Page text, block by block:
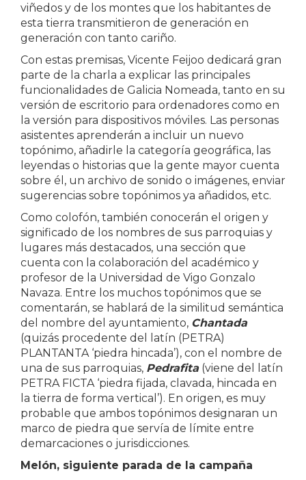
viñedos y de los montes que los habitantes de
esta tierra transmitieron de generación en
generación con tanto cariño.
Con estas premisas, Vicente Feijoo dedicará gran
parte de la charla a explicar las principales
funcionalidades de Galicia Nomeada, tanto en su
versión de escritorio para ordenadores como en
la versión para dispositivos móviles. Las personas
asistentes aprenderán a incluir un nuevo
topónimo, añadirle la categoría geográfica, las
leyendas o historias que la gente mayor cuenta
sobre él, un archivo de sonido o imágenes, enviar
sugerencias sobre topónimos ya añadidos, etc.
Como colofón, también conocerán el origen y
significado de los nombres de sus parroquias y
lugares más destacados, una sección que
cuenta con la colaboración del académico y
profesor de la Universidad de Vigo Gonzalo
Navaza. Entre los muchos topónimos que se
comentarán, se hablará de la similitud semántica
del nombre del ayuntamiento, Chantada
(quizás procedente del latín (PETRA)
PLANTANTA ‘piedra hincada’), con el nombre de
una de sus parroquias, Pedrafita(viene del latín
PETRA FICTA ‘piedra fijada, clavada, hincada en
la tierra de forma vertical’). En origen, es muy
probable que ambos topónimos designaran un
marco de piedra que servía de límite entre
demarcaciones o jurisdicciones.
Melón, siguiente parada de la campaña